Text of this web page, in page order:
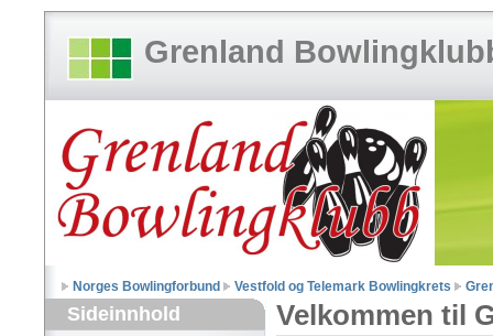
Grenland
Norges Bowlingforbund Vestfold og Telemark Bowlingkrets
Sideinnhold Velkommen til